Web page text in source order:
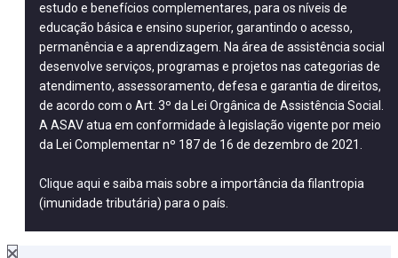
estudo e benefícios complementares, para os níveis de
educação básica e ensino superior, garantindo o acesso,
permanência e a aprendizagem. Na área de assistência social
desenvolve serviços, programas e projetos nas categorias de
atendimento, assessoramento, defesa e garantia de direitos,
de acordo com o Art. 3º da Lei Orgânica de Assistência Social.
A ASAV atua em conformidade à legislação vigente por meio
da Lei Complementar nº 187 de 16 de dezembro de 2021.
Clique aqui e saiba mais sobre a importância da filantropia
(imunidade tributária) para o país.